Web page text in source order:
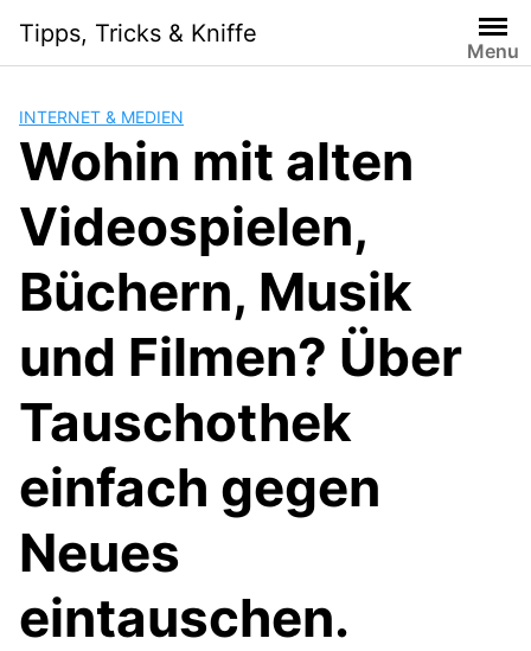
content
Tipps, Tricks & Kniffe
Menu
INTERNET & MEDIEN
Wohin mit alten
Videospielen,
Büchern, Musik
und Filmen? Über
Tauschothek
einfach gegen
Neues
eintauschen.